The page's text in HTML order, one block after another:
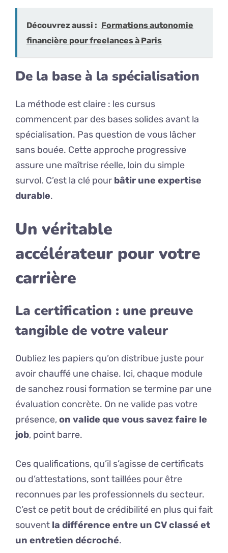
Découvrez aussi : Formations autonomie
financière pour freelances à Paris
De la base à la spécialisation
La méthode est claire : les cursus
commencent par des bases solides avant la
spécialisation. Pas question de vous lâcher
sans bouée. Cette approche progressive
assure une maîtrise réelle, loin du simple
survol. C’est la clé pour bâtir une expertise
durable.
Un véritable
accélérateur pour votre
carrière
La certification : une preuve
tangible de votre valeur
Oubliez les papiers qu’on distribue juste pour
avoir chauffé une chaise. Ici, chaque module
de sanchez rousi formation se termine par une
évaluation concrète. On ne valide pas votre
présence,on valide que vous savez faire le
job, point barre.
Ces qualifications, qu’il s’agisse de certificats
ou d’attestations, sont taillées pour être
reconnues par les professionnels du secteur.
C’est ce petit bout de crédibilité en plus qui fait
souvent la différence entre un CV classé et
un entretien décroché.